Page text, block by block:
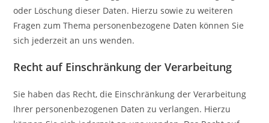
oder Löschung dieser Daten. Hierzu sowie zu weiteren
Fragen zum Thema personenbezogene Daten können Sie
sich jederzeit an uns wenden.
Recht auf Einschränkung der Verarbeitung
Sie haben das Recht, die Einschränkung der Verarbeitung
Ihrer personenbezogenen Daten zu verlangen. Hierzu